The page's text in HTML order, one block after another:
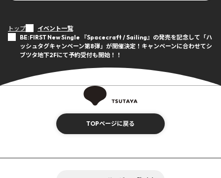
トップ
イベント一覧
BE:FIRST New Single 『Spacecraft / Sailing』の発売を記念して「ハ
ッシュタグキャンペーン第8弾」が開催決定！キャンペーンに合わせてシ
ブツタ地下2Fにて予約受付も開始！！
TOPページに戻る